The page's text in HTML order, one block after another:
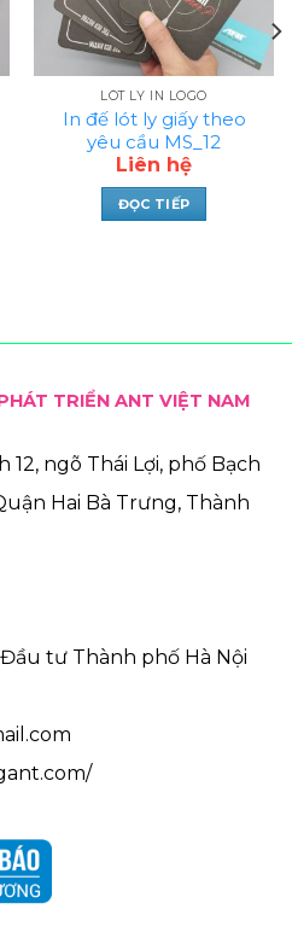
LÓT LY IN LOGO
In đế lót ly giấy theo
yêu cầu MS_12
Liên hệ
ĐỌC TIẾP
TRIỂN ANT VIỆT NAM
12, ngõ Thái Lợi, phố Bạch
Hai Bà Trưng, Thành
Đầu tư Thành phố Hà Nội